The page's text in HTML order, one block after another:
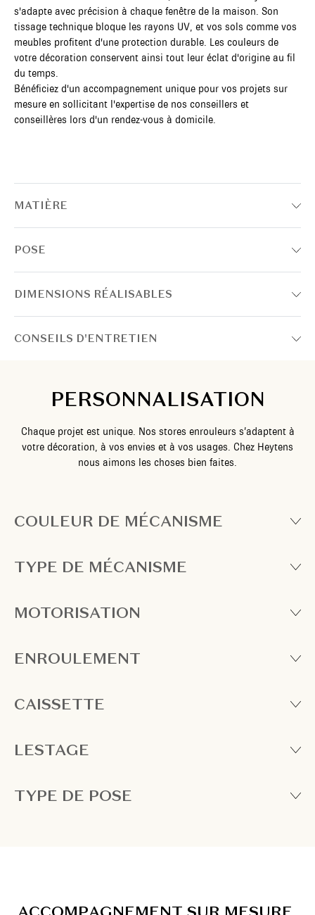
s'adapte avec précision à chaque fenêtre de la maison. Son
tissage technique bloque les rayons UV, et vos sols comme vos
meubles profitent d'une protection durable. Les couleurs de
votre décoration conservent ainsi tout leur éclat d'origine au fil
du temps.
Bénéficiez d'un accompagnement unique pour vos projets sur
mesure en sollicitant l'expertise de nos conseillers et
conseillères lors d'un rendez-vous à domicile.
MATIÈRE
POSE
DIMENSIONS RÉALISABLES
CONSEILS D'ENTRETIEN
PERSONNALISATION
Chaque projet est unique. Nos stores enrouleurs s’adaptent à
votre décoration, à vos envies et à vos usages. Chez Heytens
nous aimons les choses bien faites.
COULEUR DE MÉCANISME
TYPE DE MÉCANISME
MOTORISATION
ENROULEMENT
CAISSETTE
LESTAGE
TYPE DE POSE